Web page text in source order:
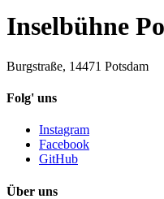
Inselbühne
Burgstraße, 14471 Potsdam
Folg' uns
Instagram
Facebook
GitHub
Über uns